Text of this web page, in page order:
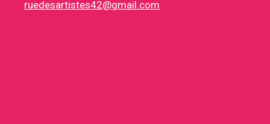
ruedesartistes42@gmail.com